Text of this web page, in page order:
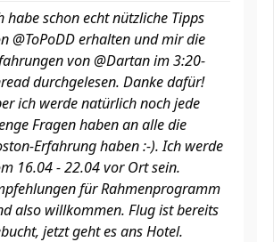
habe schon echt nützliche Tipps
@ToPoDD erhalten und mir die
von @Dartan im 3:20-
durchgelesen. Danke dafür!
ich werde natürlich noch jede
Fragen haben an alle die
Erfahrung haben :-). Ich werde
16.04 - 22.04 vor Ort sein.
für Rahmenprogramm
also willkommen. Flug ist bereits
jetzt geht es ans Hotel.